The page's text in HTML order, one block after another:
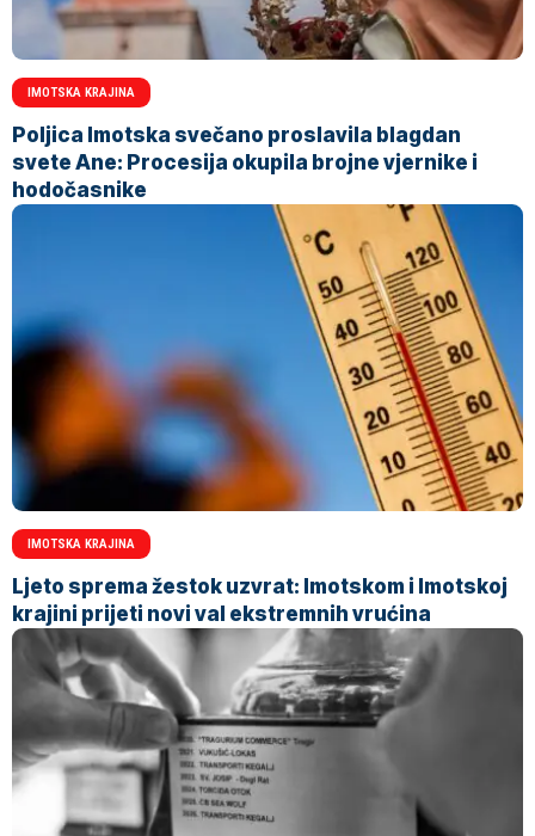
IMOTSKA KRAJINA
Poljica Imotska svečano proslavila blagdan
svete Ane: Procesija okupila brojne vjernike i
hodočasnike
IMOTSKA KRAJINA
Ljeto sprema žestok uzvrat: Imotskom i Imotskoj
krajini prijeti novi val ekstremnih vrućina